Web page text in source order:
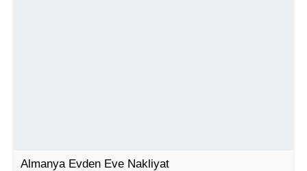
Almanya Evden Eve Nakliyat